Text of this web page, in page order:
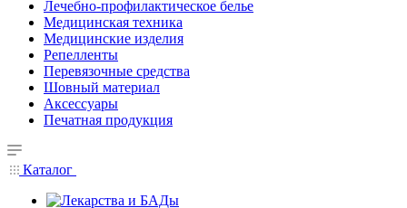
Лечебно-профилактическое белье
Медицинская техника
Медицинские изделия
Репелленты
Перевязочные средства
Шовный материал
Аксессуары
Печатная продукция
Каталог